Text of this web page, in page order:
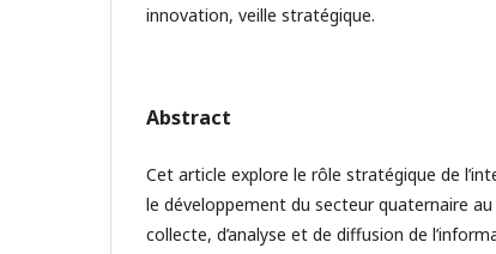
innovation, veille stratégique.
Abstract
Cet article explore le rôle stratégique de
le développement du secteur quaternaire au
collecte, d’analyse et de diffusion de